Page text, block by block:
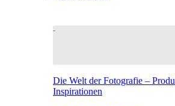
Die Welt der Fotografie –
Inspirationen